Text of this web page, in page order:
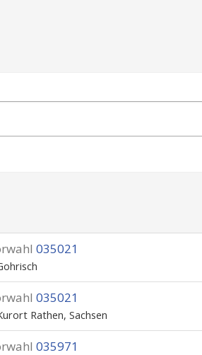
035021
035021
Rathen, Sachsen
035971